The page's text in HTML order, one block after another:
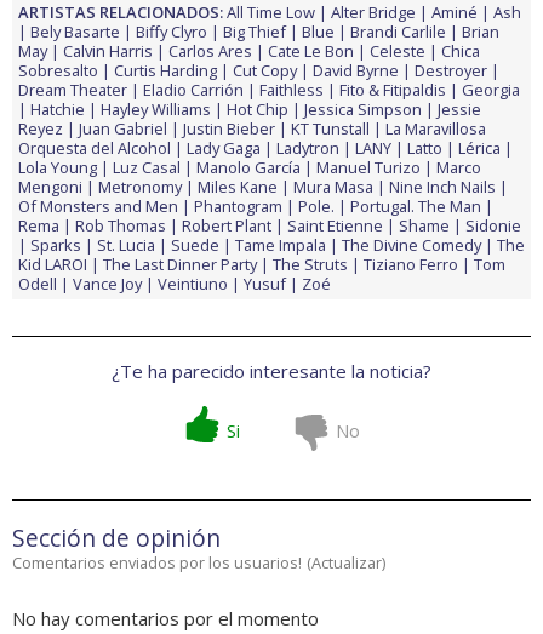
ARTISTAS RELACIONADOS:All Time Low Alter Bridge Aminé
Ash
Bely Basarte
Biffy Clyro Big Thief Blue Brandi Carlile
Brian
May
Calvin Harris Carlos Ares Cate Le Bon Celeste
Chica
Sobresalto
Curtis Harding Cut Copy David Byrne
Destroyer
Dream Theater
Eladio Carrión Faithless Fito & Fitipaldis
Georgia
Hatchie
Hayley Williams Hot Chip Jessica Simpson
Jessie
Reyez
Juan Gabriel Justin Bieber KT Tunstall
La Maravillosa
Orquesta del Alcohol
Lady Gaga Ladytron LANY Latto
Lérica
Lola Young
Luz Casal Manolo García Manuel Turizo
Marco
Mengoni
Metronomy Miles Kane Mura Masa
Nine Inch Nails
Of Monsters and Men
Phantogram Pole.
Portugal. The Man
Rema
Rob Thomas Robert Plant Saint Etienne Shame
Sidonie
Sparks
St. Lucia Suede Tame Impala The Divine Comedy
The
Kid LAROI
The Last Dinner Party The Struts Tiziano Ferro
Tom
Odell
Vance Joy Veintiuno Yusuf Zoé
¿Te ha parecido interesante la noticia?
Si No
Sección de opinión
Comentarios enviados por los usuarios! (Actualizar)
No hay comentarios por el momento